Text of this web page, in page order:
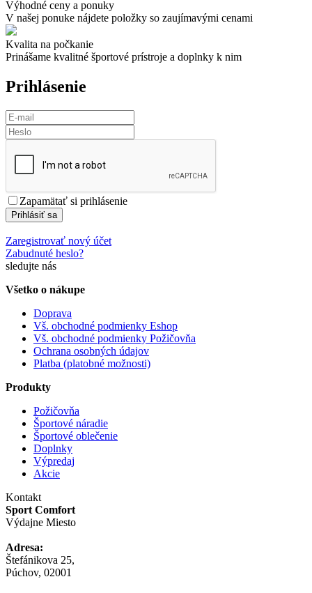
Výhodné ceny a ponuky
V našej ponuke nájdete položky so zaujímavými cenami
Kvalita na počkanie
Prinášame kvalitné športové prístroje a doplnky k nim
Prihlásenie
Zapamätať si prihlásenie
Prihlásiť sa
Zaregistrovať nový účet
Zabudnuté heslo?
sledujte nás
Všetko o nákupe
Doprava
Vš. obchodné podmienky Eshop
Vš. obchodné podmienky Požičovňa
Ochrana osobných údajov
Platba (platobné možnosti)
Produkty
Požičovňa
Športové náradie
Športové oblečenie
Doplnky
Výpredaj
Akcie
Kontakt
Sport Comfort
Výdajne Miesto
Adresa:
Štefánikova 25,
Púchov, 02001